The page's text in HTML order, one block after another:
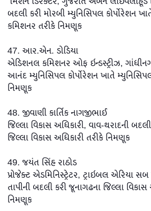
બદલી કરી મોરબી મ્યુનિસિપલ કોર્પોરેશન
કમિશનર તરીકે નિમણૂક
47. આર.એન. ડોડિયા
એડિશનલ કમિશનર ઓફ ઇન્ડસ્ટ્રીઝ,
આનંદ મ્યુનિસિપલ કોર્પોરેશન ખાતે
નિમણૂક
48. જીવાણી કાર્તિક નાગજીભાઈ
જિલ્લા વિકાસ અધિકારી, વાવ-થરાદની
જિલ્લા વિકાસ અધિકારી તરીકે નિમણૂક
49. જયંત સિંહ રાઠોડ
પ્રોજેક્ટ એડમિનિસ્ટ્રેટર, ટ્રાઇબલ એરિયા
તાપીની બદલી કરી જૂનાગઢના જિલ્લા વિકાસ
નિમણૂક